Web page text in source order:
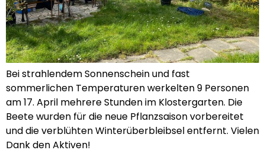
Bei strahlendem Sonnenschein und fast
sommerlichen Temperaturen werkelten 9 Personen
am 17. April mehrere Stunden im Klostergarten. Die
Beete wurden für die neue Pflanzsaison vorbereitet
und die verblühten Winterüberbleibsel entfernt. Vielen
Dank den Aktiven!